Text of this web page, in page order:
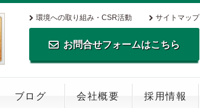
環境への取り組み・CSR活動 サイトマップ
お問合せフォームはこちら
TEL.0795-35-0516 FAX.0795-35-
0269
ブログ 会社概要 採用情報